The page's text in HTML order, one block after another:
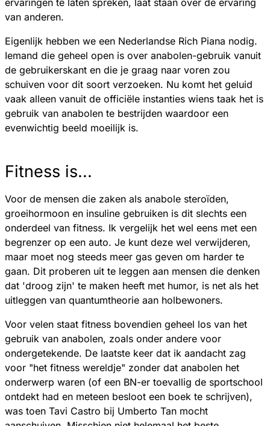
van anderen.
Eigenlijk hebben we een Nederlandse Rich Piana nodig.
Iemand die geheel open is over anabolen-gebruik vanuit
de gebruikerskant en die je graag naar voren zou
schuiven voor dit soort verzoeken. Nu komt het geluid
vaak alleen vanuit de officiële instanties wiens taak het is
gebruik van anabolen te bestrijden waardoor een
evenwichtig beeld moeilijk is.
Fitness is...
Voor de mensen die zaken als anabole steroïden,
groeihormoon en insuline gebruiken is dit slechts een
onderdeel van fitness. Ik vergelijk het wel eens met een
begrenzer op een auto. Je kunt deze wel verwijderen,
maar moet nog steeds meer gas geven om harder te
gaan. Dit proberen uit te leggen aan mensen die denken
dat 'droog zijn' te maken heeft met humor, is net als het
uitleggen van quantumtheorie aan holbewoners.
Voor velen staat fitness bovendien geheel los van het
gebruik van anabolen, zoals onder andere voor
ondergetekende. De laatste keer dat ik aandacht zag
voor "het fitness wereldje" zonder dat anabolen het
onderwerp waren (of een BN-er toevallig de sportschool
ontdekt had en meteen besloot een boek te schrijven),
was toen Tavi Castro bij Umberto Tan mocht